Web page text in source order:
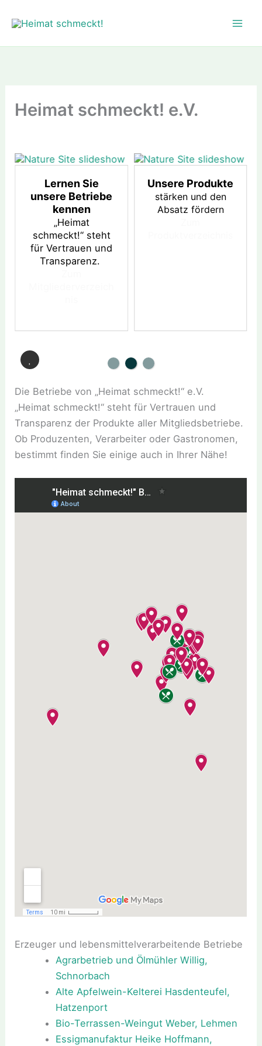
Inhalt
Heimat schmeckt! e.V.
Lernen Sie
unsere Betriebe
kennen
„Heimat
schmeckt!“ steht
für Vertrauen und
Transparenz.
Unsere Produkte
stärken und den
Absatz fördern
Die Betriebe von „Heimat schmeckt!“ e.V.
„Heimat schmeckt!“ steht für Vertrauen und
Transparenz der Produkte aller Mitgliedsbetriebe.
Ob Produzenten, Verarbeiter oder Gastronomen,
bestimmt finden Sie einige auch in Ihrer Nähe!
Erzeuger und lebensmittelverarbeitende Betriebe
Agrarbetrieb und Ölmühler Willig,
Schnorbach
Alte Apfelwein-Kelterei Hasdenteufel,
Hatzenport
Bio-Terrassen-Weingut Weber, Lehmen
Essigmanufaktur Heike Hoffmann,